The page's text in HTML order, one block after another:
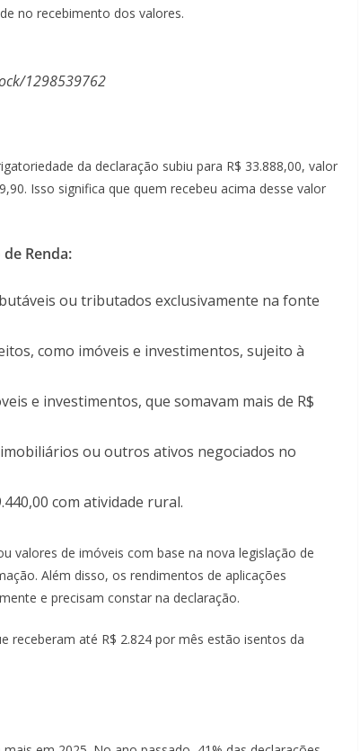
no recebimento dos valores.
1298539762
da declaração subiu para R$ 33.888,00, valor
Isso significa que quem recebeu acima desse valor
Renda:
ou tributados exclusivamente na fonte
como imóveis e investimentos, sujeito à
e investimentos, que somavam mais de R$
ou outros ativos negociados no
com atividade rural.
valores de imóveis com base na nova legislação de
Além disso, os rendimentos de aplicações
e precisam constar na declaração.
receberam até R$ 2.824 por mês estão isentos da